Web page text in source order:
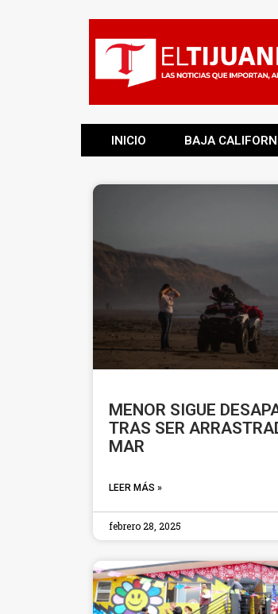
INICIO BAJA
MENOR SIGUE
TRAS SER
MAR
LEER MÁS »
febrero 28, 2025